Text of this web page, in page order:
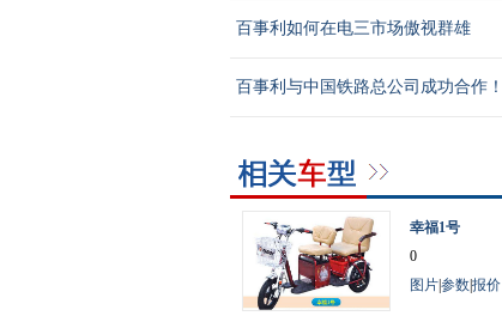
百事利如何在电三市场傲视群雄
百事利与中国铁路总公司成功合作！
幸福1号
0
图片参数报价